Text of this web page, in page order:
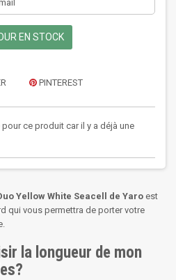
EN STOCK
PINTEREST
ce produit car il y a déjà une
Yellow White Seacell de Yaro est
qui vous permettra de porter votre
la longueur de mon